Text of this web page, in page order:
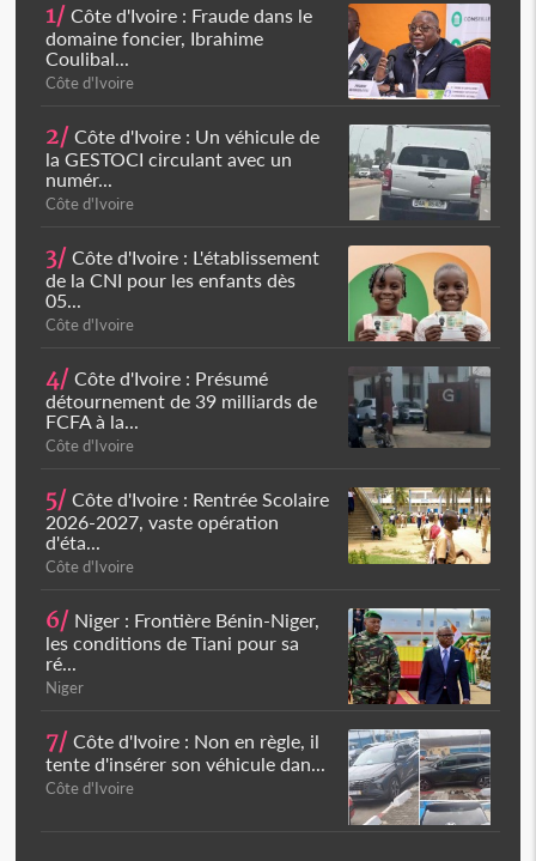
1/ Côte d'Ivoire : Fraude dans le
domaine foncier, Ibrahime
Coulibal...
Côte d'Ivoire
2/ Côte d'Ivoire : Un véhicule de
la GESTOCI circulant avec un
numér...
Côte d'Ivoire
3/ Côte d'Ivoire : L'établissement
de la CNI pour les enfants dès
05...
Côte d'Ivoire
4/ Côte d'Ivoire : Présumé
détournement de 39 milliards de
FCFA à la...
Côte d'Ivoire
5/ Côte d'Ivoire : Rentrée Scolaire
2026-2027, vaste opération
d'éta...
Côte d'Ivoire
6/ Niger : Frontière Bénin-Niger,
les conditions de Tiani pour sa
ré...
Niger
7/ Côte d'Ivoire : Non en règle, il
tente d'insérer son véhicule dan...
Côte d'Ivoire